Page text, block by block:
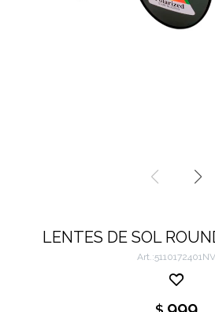
LENTES DE SOL
5110172401NV